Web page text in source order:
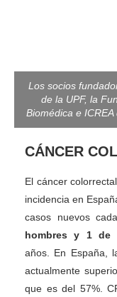
Los socios
de la UPF, la
Biomédica e
CÁNCER
El cáncer
incidencia en
casos nuevos
hombres y 1 de
años. En España,
actualmente
que es del 57%.